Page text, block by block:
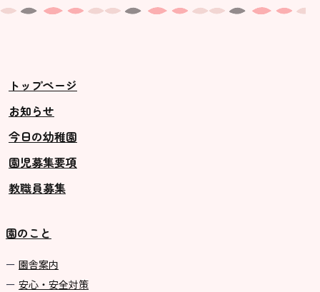
トップページ
お知らせ
今日の幼稚園
園児募集要項
教職員募集
園のこと
園舎案内
安心・安全対策